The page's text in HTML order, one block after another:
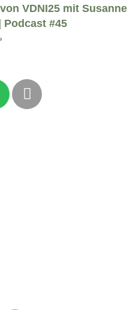
VDNI25 mit Susanne
Podcast #45